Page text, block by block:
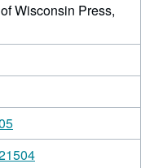
Wisconsin Press,